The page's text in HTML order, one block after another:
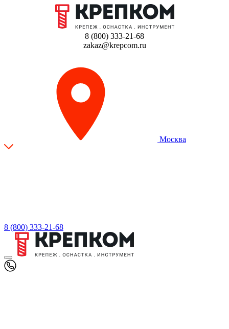
8 (800) 333-21-68
zakaz@krepcom.ru
Москва
8 (800) 333-21-68